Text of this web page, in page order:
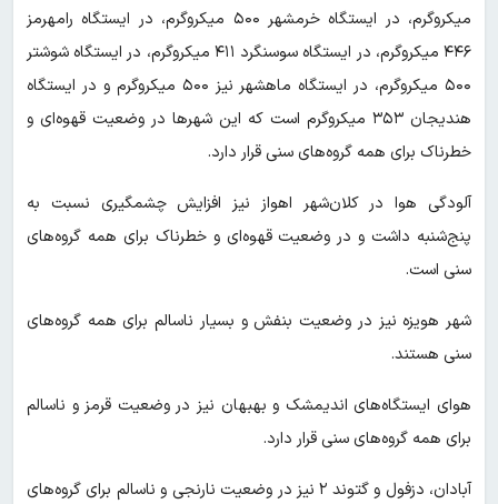
میکروگرم، در ایستگاه خرمشهر ۵۰۰ میکروگرم، در ایستگاه رامهرمز
۴۴۶ میکروگرم، در ایستگاه سوسنگرد ۴۱۱ میکروگرم، در ایستگاه شوشتر
۵۰۰ میکروگرم، در ایستگاه ماهشهر نیز ۵۰۰ میکروگرم و در ایستگاه
هندیجان ۳۵۳ میکروگرم است که این شهرها در وضعیت قهوه‌ای و
خطرناک برای همه گروه‌های سنی قرار دارد.
آلودگی هوا در کلان‌شهر اهواز نیز افزایش چشمگیری نسبت به
پنج‌شنبه داشت و در وضعیت قهوه‌ای و خطرناک برای همه گروه‌های
سنی است.
شهر هویزه نیز در وضعیت بنفش و بسیار ناسالم برای همه گروه‌های
سنی هستند.
هوای ایستگاه‌های اندیمشک و بهبهان نیز در وضعیت قرمز و ناسالم
برای همه گروه‌های سنی قرار دارد.
آبادان، دزفول و گتوند ۲ نیز در وضعیت نارنجی و ناسالم برای گروه‌های